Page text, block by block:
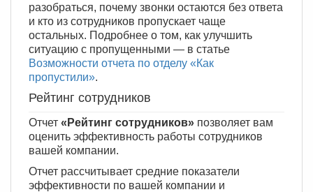
разобраться, почему звонки остаются без ответа
и кто из сотрудников пропускает чаще
остальных. Подробнее о том, как улучшить
ситуацию с пропущенными — в статье
Возможности отчета по отделу «Как
пропустили».
Рейтинг сотрудников
Отчет «Рейтинг сотрудников» позволяет вам
оценить эффективность работы сотрудников
вашей компании.
Отчет рассчитывает средние показатели
эффективности по вашей компании и